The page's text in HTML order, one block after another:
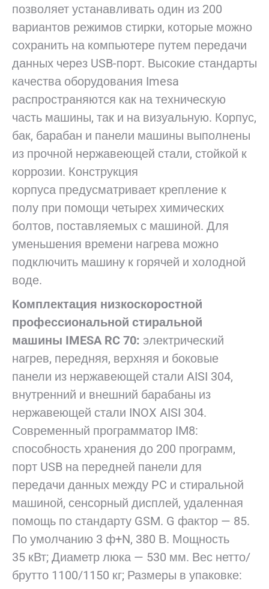
позволяет устанавливать один из 200
вариантов режимов стирки, которые можно
сохранить на компьютере путем передачи
данных через USB-порт. Высокие стандарты
качества оборудования Imesa
распространяются как на техническую
часть машины, так и на визуальную. Корпус,
бак, барабан и панели машины выполнены
из прочной нержавеющей стали, стойкой к
коррозии. Конструкция
корпуса предусматривает крепление к
полу при помощи четырех химических
болтов, поставляемых с машиной. Для
уменьшения времени нагрева можно
подключить машину к горячей и холодной
воде.
Комплектация низкоскоростной
профессиональной стиральной
машины IMESA RC 70: электрический
нагрев, передняя, верхняя и боковые
панели из нержавеющей стали AISI 304,
внутренний и внешний барабаны из
нержавеющей стали INOX AISI 304.
Современный программатор IM8:
способность хранения до 200 программ,
порт USB на передней панели для
передачи данных между PC и стиральной
машиной, сенсорный дисплей, удаленная
помощь по стандарту GSM. G фактор — 85.
По умолчанию 3 ф+N, 380 В. Мощность
35 кВт; Диаметр люка — 530 мм. Вес нетто/
брутто 1100/1150 кг; Размеры в упаковке: